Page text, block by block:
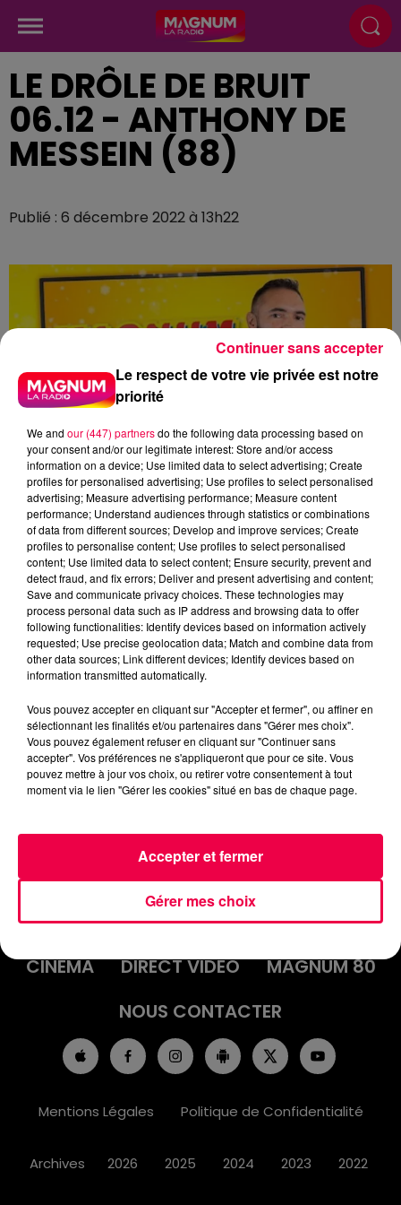
LE DRÔLE DE BRUIT
06.12 - ANTHONY DE
MESSEIN (88)
Publié : 6 décembre 2022 à 13h22
podcasts/2022/12/Le-Drole-de-Bruit-06.12-Anthony-
ACCUEIL INFOS
EMISSIONS
AGENDA
JEUX
PODCASTS
CINÉMA
DIRECT VIDÉO
MAGNUM 80
NOUS CONTACTER
Mentions Légales Politique de Confidentialité
Archives 2026 2025 2024 2023 2022
Le respect de votre vie privée est notre
priorité
We and our (447) partnersdo the following data processing based on
your consent and/or our legitimate interest: Store and/or access
information on a device; Use limited data to select advertising; Create
profiles for personalised advertising; Use profiles to select personalised
advertising; Measure advertising performance; Measure content
performance; Understand audiences through statistics or combinations
of data from different sources; Develop and improve services; Create
profiles to personalise content; Use profiles to select personalised
content; Use limited data to select content; Ensure security, prevent and
detect fraud, and fix errors; Deliver and present advertising and content;
Save and communicate privacy choices. These technologies may
process personal data such as IP address and browsing data to offer
following functionalities: Identify devices based on information actively
requested; Use precise geolocation data; Match and combine data from
other data sources; Link different devices; Identify devices based on
information transmitted automatically.
Vous pouvez accepter en cliquant sur "Accepter et fermer", ou affiner en
sélectionnant les finalités et/ou partenaires dans "Gérer mes choix".
Vous pouvez également refuser en cliquant sur "Continuer sans
accepter". Vos préférences ne s'appliqueront que pour ce site. Vous
pouvez mettre à jour vos choix, ou retirer votre consentement à tout
moment via le lien "Gérer les cookies" situé en bas de chaque page.
Gérer mes choix
Accepter et fermer
Continuer sans accepter